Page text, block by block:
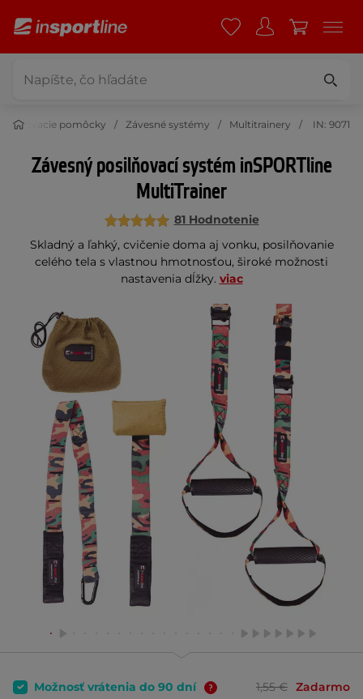
pomôcky Závesné systémy Multitrainery IN: 9071
Závesný posilňovací systém inSPORTline
MultiTrainer
81 Hodnotenie
Skladný a ľahký, cvičenie doma aj vonku, posilňovanie
celého tela s vlastnou hmotnosťou, široké možnosti
nastavenia dĺžky. viac
Možnosť vrátenia do 90 dní 1,55 € Zadarmo